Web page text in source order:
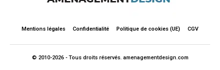
Mentions légales Confidentialité Politique de cookies (UE) CGV
© 2010-2026 - Tous droits réservés. amenagementdesign.com